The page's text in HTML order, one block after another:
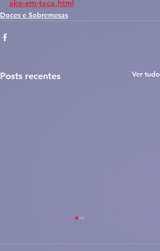
ake-em-taca.html
Doces e Sobremesas
Posts recentes Ver tudo